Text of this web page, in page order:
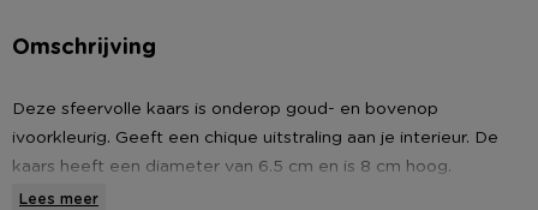
Omschrijving
Deze sfeervolle kaars is onderop goud- en bovenop
ivoorkleurig. Geeft een chique uitstraling aan je interieur. De
kaars heeft een diameter van 6.5 cm en is 8 cm hoog.
Combineer met andere accessoires in dezelfde kleuren om er
Lees meer